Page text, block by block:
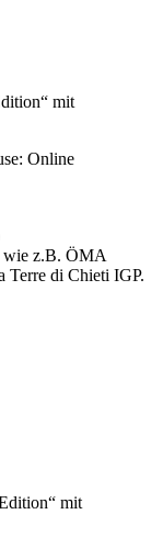
mit
Online
wie z.B. ÖMA
di Chieti IGP.
mit